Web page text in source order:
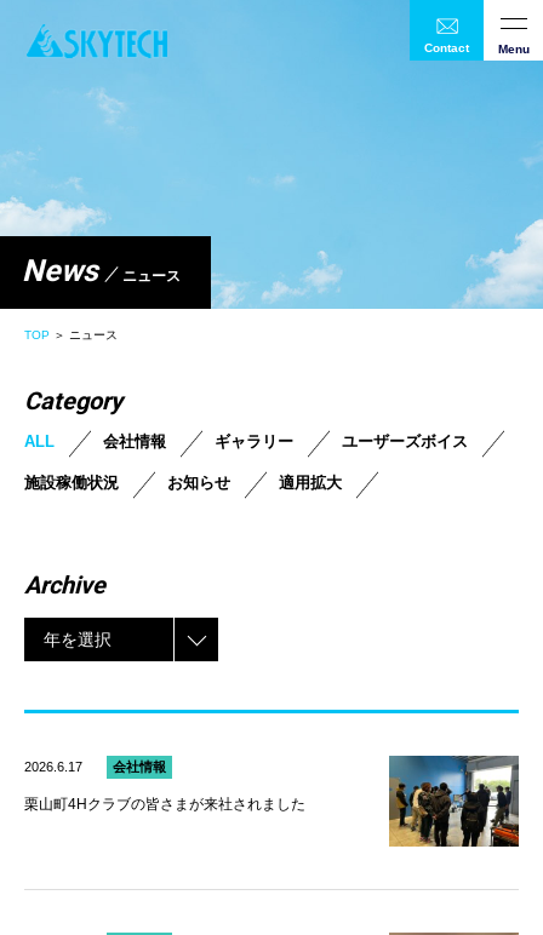
Contact Menu
News ニュース
TOP ＞ ニュース
Category
ALL 会社情報 ギャラリー ユーザーズボイス
施設稼働状況 お知らせ 適用拡大
Archive
年を選択
2026.6.17 会社情報
栗山町4Hクラブの皆さまが来社されました